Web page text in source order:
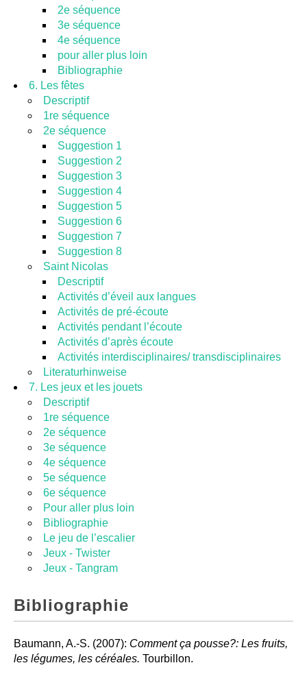
2e séquence
3e séquence
4e séquence
pour aller plus loin
Bibliographie
6. Les fêtes
Descriptif
1re séquence
2e séquence
Suggestion 1
Suggestion 2
Suggestion 3
Suggestion 4
Suggestion 5
Suggestion 6
Suggestion 7
Suggestion 8
Saint Nicolas
Descriptif
Activités d’éveil aux langues
Activités de pré-écoute
Activités pendant l’écoute
Activités d’après écoute
Activités interdisciplinaires/ transdisciplinaires
Literaturhinweise
7. Les jeux et les jouets
Descriptif
1re séquence
2e séquence
3e séquence
4e séquence
5e séquence
6e séquence
Pour aller plus loin
Bibliographie
Le jeu de l’escalier
Jeux - Twister
Jeux - Tangram
Bibliographie
Baumann, A.-S. (2007): Comment ça pousse?: Les fruits,
les légumes, les céréales. Tourbillon.